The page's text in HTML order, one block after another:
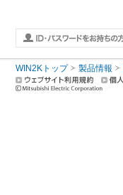
WIN2Kトップ 製品情報